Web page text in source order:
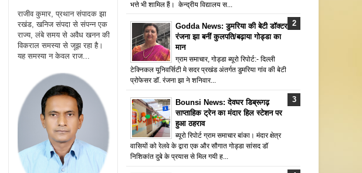
राजीव कुमार, प्रथान संपादक झा
रखंड, खनिज संपदा से संपन्न एक
राज्य, लंबे समय से अवैध खनन की
विकराल समस्या से जूझ रहा है।
यह समस्या न केवल राज...
भत्ते भी शामिल हैं। केन्द्रीय विद्यालय स...
Godda News: डुमरिया की बेटी डॉक्टर
रंजना झा बनीं कुलपति/बढ़ाया गोड्डा का
मान
ग्राम समाचार, गोड्डा ब्यूरो रिपोर्ट:- दिल्ली
टेक्निकल यूनिवर्सिटी मे सदर प्रखंड अंतर्गत डुमरिया गांव की बेटी
प्रोफेसर डॉ. रंजना झा ने शनिवार...
Bounsi News: देवघर डिब्रूगढ़
साप्ताहिक ट्रेन का मंदार हिल स्टेशन पर
हुआ ठहराव
ब्यूरो रिपोर्ट ग्राम समाचार बांका। मंदार क्षेत्र
वासियों को रेलवे के द्वारा एक और सौगात गोड्डा सांसद डॉ
निशिकांत दुबे के प्रयास से मिल गयी ह...